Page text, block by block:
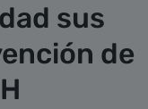
sus
de